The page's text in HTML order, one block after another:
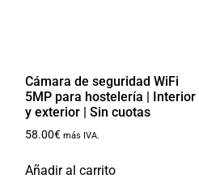
Cámara de seguridad WiFi
5MP para hostelería | Interior
y exterior | Sin cuotas
58.00€ más IVA.
Añadir al carrito